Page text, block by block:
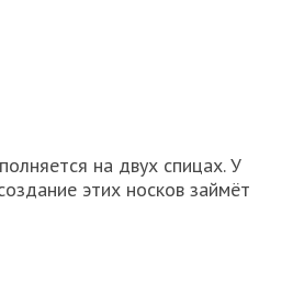
на двух спицах. У
этих носков займёт